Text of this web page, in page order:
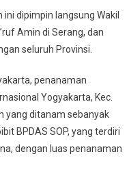
ini dipimpin langsung Wakil
Amin di Serang, dan
seluruh Provinsi.
penanaman
Yogyakarta, Kec.
yang ditanam sebanyak
BPDAS SOP, yang terdiri
dengan luas penanaman